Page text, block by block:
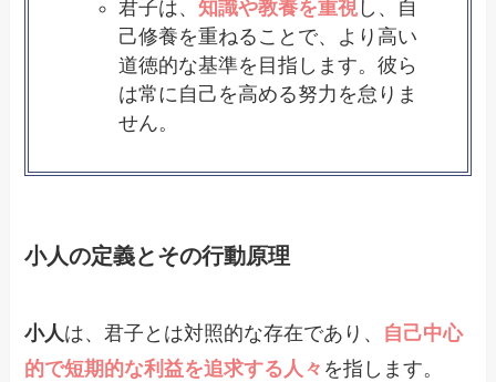
君子は、知識や教養を重視 し、自
己修養を重ねることで、より高い
道徳的な基準を目指します。彼ら
は常に自己を高める努力を怠りま
せん。
小人の定義とその行動原理
小人 は、君子とは対照的な存在であり、 自己中心
的で短期的な利益を追求する人々 を指します。